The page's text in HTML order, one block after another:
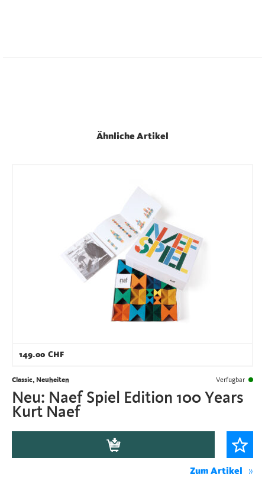
Ähnliche Artikel
149.00 CHF
Classic, Neuheiten Verfügbar
Neu: Naef Spiel Edition 100 Years
Kurt Naef
Zum Artikel